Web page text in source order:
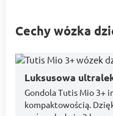
Cechy wózka
Luksusowa
Gondola Tutis Mio 3+
kompaktowością.